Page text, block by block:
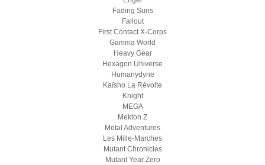
Fading Suns
Fallout
First Contact X-Corps
Gamma World
Heavy Gear
Hexagon Universe
Humanydyne
Kaïsho La Révolte
Knight
MEGA
Mekton Z
Metal Adventures
Les Mille-Marches
Mutant Chronicles
Mutant Year Zero